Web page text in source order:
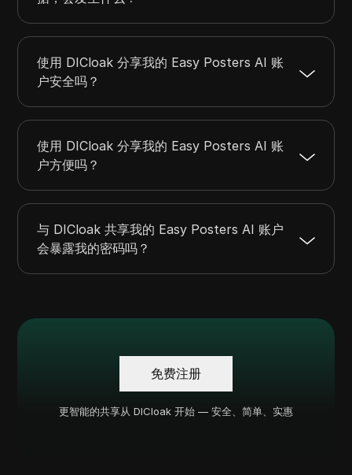
使用 DICloak 分享我的 Easy Posters AI 账
户安全吗？
使用 DICloak 分享我的 Easy Posters AI 账
户方便吗？
与 DICloak 共享我的 Easy Posters AI 账户
会暴露我的密码吗？
免费注册
更智能的共享从 DICloak 开始 — 安全、简单、实惠